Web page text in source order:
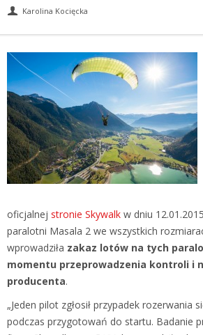
Karolina Kocięcka
oficjalnej stronie Skywalk w dniu
paralotni Masala 2 we wszystkich
wprowadziła zakaz lotów na tych
momentu przeprowadzenia kontroli i
producenta.
„Jeden pilot zgłosił przypadek rozerwania
podczas przygotowań do startu. Badanie